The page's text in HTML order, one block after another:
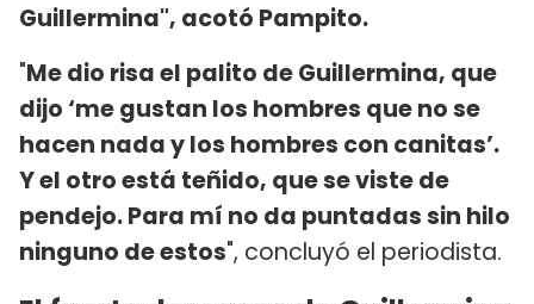
Guillermina", acotó Pampito.
"Me dio risa el palito de Guillermina, que
dijo ‘me gustan los hombres que no se
hacen nada y los hombres con canitas’.
Y el otro está teñido, que se viste de
pendejo. Para mí no da puntadas sin hilo
ninguno de estos", concluyó el periodista.